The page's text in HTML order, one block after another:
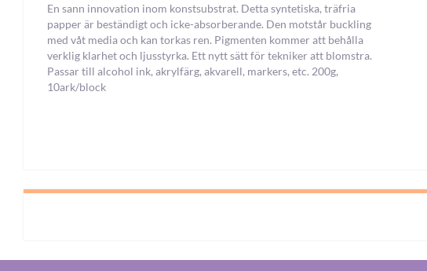
En sann innovation inom konstsubstrat. Detta syntetiska, träfria
papper är beständigt och icke-absorberande. Den motstår buckling
med våt media och kan torkas ren. Pigmenten kommer att behålla
verklig klarhet och ljusstyrka. Ett nytt sätt för tekniker att blomstra.
Passar till alcohol ink, akrylfärg, akvarell, markers, etc. 200g,
10ark/block